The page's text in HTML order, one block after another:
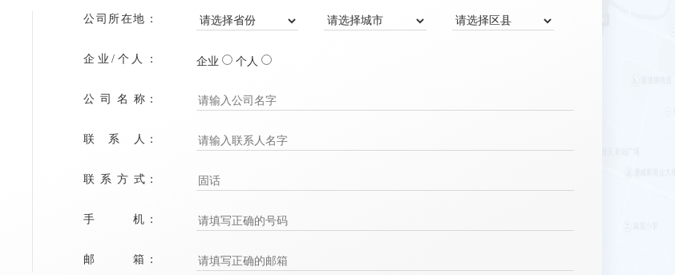
公司所在地：
企业/个人： 企业 个人
公 司 名 称：
联 系 人：
联 系 方 式：
手 机：
邮 箱：